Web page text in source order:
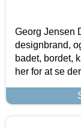
Georg Jensen
designbrand,
badet, bordet,
her for at se